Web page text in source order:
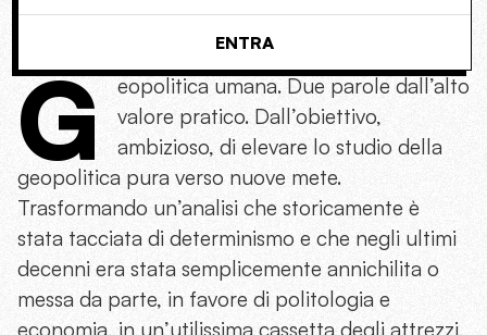
ENTRA
G
eopolitica umana. Due parole dall’alto
valore pratico. Dall’obiettivo,
ambizioso, di elevare lo studio della
geopolitica pura verso nuove mete.
Trasformando un’analisi che storicamente è
stata tacciata di determinismo e che negli ultimi
decenni era stata semplicemente annichilita o
messa da parte, in favore di politologia e